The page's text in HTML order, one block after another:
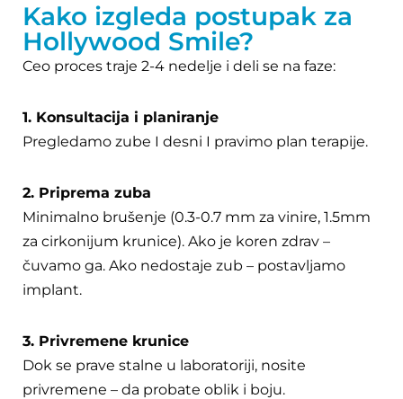
Kako izgleda postupak za
Hollywood Smile?
Ceo proces traje 2-4 nedelje i deli se na faze:
1. Konsultacija i planiranje
Pregledamo zube I desni I pravimo plan terapije.
2. Priprema zuba
Minimalno brušenje (0.3-0.7 mm za vinire, 1.5mm
za cirkonijum krunice). Ako je koren zdrav –
čuvamo ga. Ako nedostaje zub – postavljamo
implant.
3. Privremene krunice
Dok se prave stalne u laboratoriji, nosite
privremene – da probate oblik i boju.